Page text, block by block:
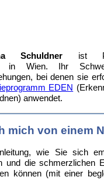
Schuldner ist
in Wien. Ihr
bei denen sie
EDEN
anwendet.
mich von einem
wie Sie sich
und die schmerzlichen
können (mit einer